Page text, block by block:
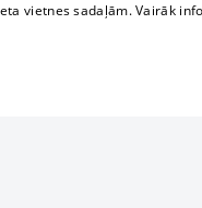
vietnes sadaļām. Vairāk